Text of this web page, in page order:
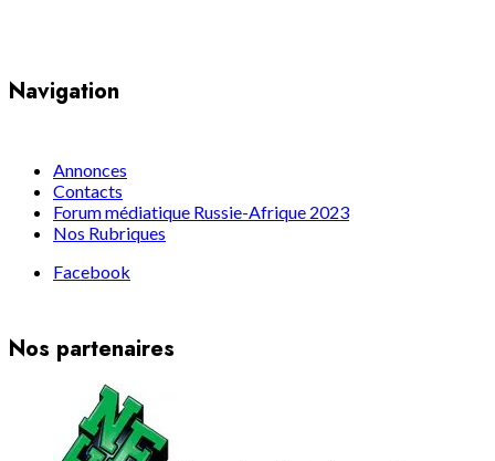
Navigation
Annonces
Contacts
Forum médiatique Russie-Afrique 2023
Nos Rubriques
Facebook
Nos partenaires